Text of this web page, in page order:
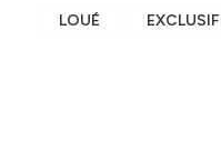
LOUÉ EXCLUSIF